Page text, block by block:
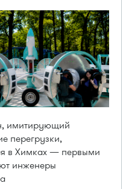
имитирующий
перегрузки,
в Химках — первыми
инженеры